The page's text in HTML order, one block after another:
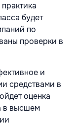
будет
по
проверки в
и
средствами в
оценка
в высшем